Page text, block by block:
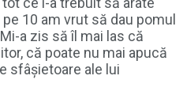
10 am vrut să dau pomul
a zis să îl mai las că
că poate nu mai apucă
sfâșietoare ale lui